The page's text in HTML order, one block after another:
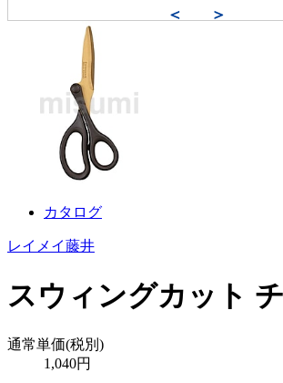
＜ ＞
カタログ
レイメイ藤井
スウィングカット
通常単価(税別)
1,040円